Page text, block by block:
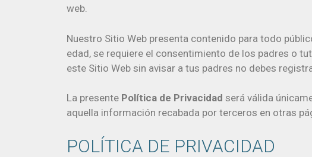
web.
Nuestro Sitio Web presenta contenido para todo
edad, se requiere el consentimiento de los padres o
este Sitio Web sin avisar a tus padres no debes
La presente Política de Privacidad será válida
aquella información recabada por terceros en otras
POLÍTICA DE PRIVACIDAD